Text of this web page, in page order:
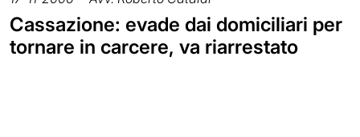
Cassazione: evade dai domiciliari per
tornare in carcere, va riarrestato